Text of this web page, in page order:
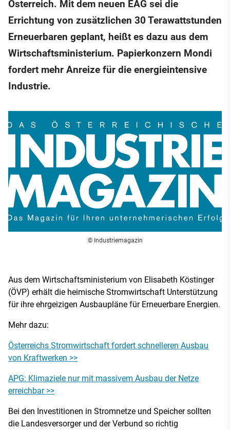
Österreich. Mit dem neuen EAG sei die
Errichtung von zusätzlichen 30 Terawattstunden
Erneuerbaren geplant, heißt es dazu aus dem
Wirtschaftsministerium. Papierkonzern Mondi
fordert mehr Anreize für die energieintensive
Industrie.
© Industriemagazin
Aus dem Wirtschaftsministerium von Elisabeth Köstinger
(ÖVP) erhält die heimische Stromwirtschaft Unterstützung
für ihre ehrgeizigen Ausbaupläne für Erneuerbare Energien.
Mehr dazu:
Österreichs Stromwirtschaft fordert schnelleren Ausbau
von Kraftwerken >>
APG: Klimaziele nur mit massivem Ausbau der Netze
erreichbar >>
Bei den Investitionen in Stromnetze und Speicher sollten
die Landesversorger und der Verbund so richtig